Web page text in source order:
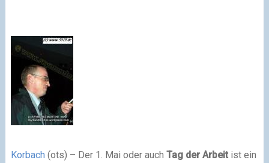
Korbach (ots) – Der 1. Mai oder auch Tag der Arbeitist ein